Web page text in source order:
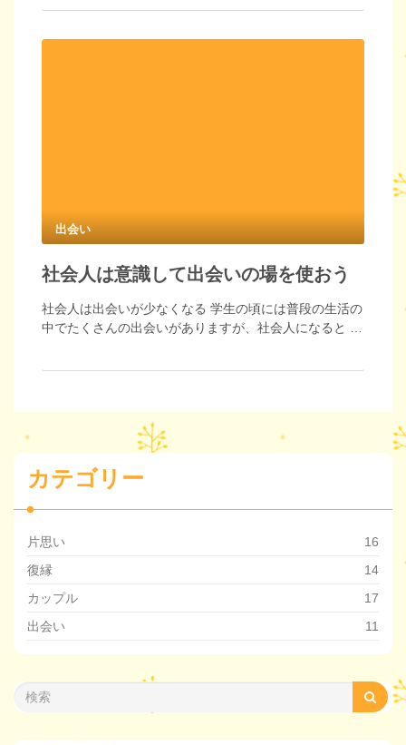
出会い
社会人は意識して出会いの場を使おう
社会人は出会いが少なくなる 学生の頃には普段の生活の
中でたくさんの出会いがありますが、社会人になると …
カテゴリー
片思い
16
復縁
14
カップル
17
出会い
11